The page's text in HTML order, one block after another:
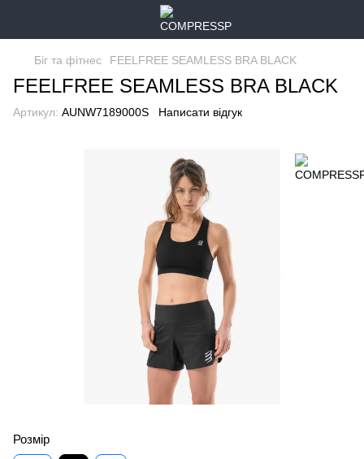
Біг та фітнес FEELFREE SEAMLESS BRA BLACK
FEELFREE SEAMLESS BRA BLACK
Артикул: AUNW7189000S Написати відгук
Розмір